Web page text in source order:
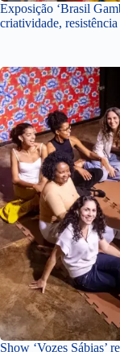
Exposição ‘Brasil
criatividade,
Show ‘Vozes Sábias’